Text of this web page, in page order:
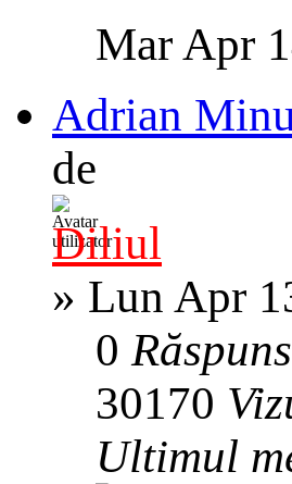
Mar Apr
Adrian
de
Diliul
» Lun Apr
0
30170
Ultimul